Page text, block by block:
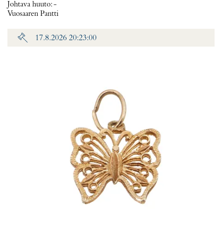
Johtava huuto:-
Vuosaaren Pantti
17.8.2026 20:23:00